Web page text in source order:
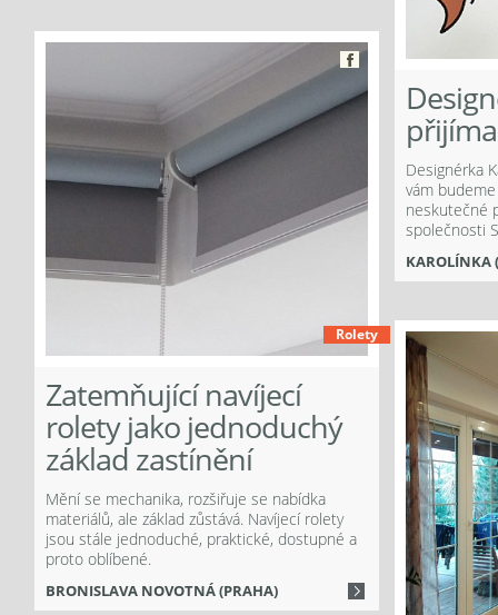
Designérka
vám
neskutečné
společnosti
KAROLÍNKA
Více
Rolety
Zatemňující navíjecí
rolety jako jednoduchý
základ zastínění
Mění se mechanika, rozšiřuje se nabídka
materiálů, ale základ zůstává. Navíjecí rolety
jsou stále jednoduché, praktické, dostupné a
proto oblíbené.
BRONISLAVA NOVOTNÁ (PRAHA)